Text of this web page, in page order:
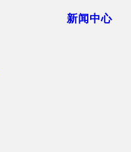
新闻中心